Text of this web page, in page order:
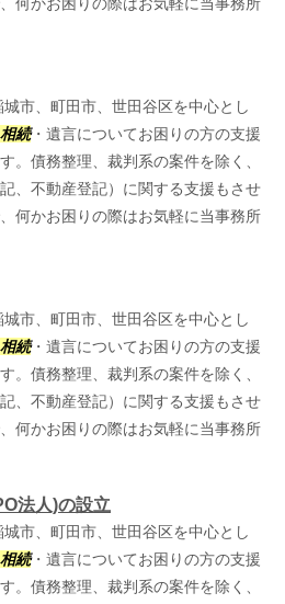
市、町田市、世田谷区を中心とし
相続・遺言についてお困りの方の支援
。債務整理、裁判系の案件を除く、
、不動産登記）に関する支援もさせ
何かお困りの際はお気軽に当事務所
市、町田市、世田谷区を中心とし
相続・遺言についてお困りの方の支援
。債務整理、裁判系の案件を除く、
、不動産登記）に関する支援もさせ
何かお困りの際はお気軽に当事務所
法人)の設立
市、町田市、世田谷区を中心とし
相続・遺言についてお困りの方の支援
。債務整理、裁判系の案件を除く、